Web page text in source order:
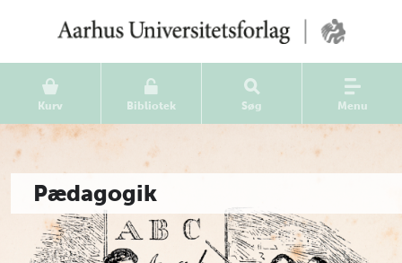
Kurv Bibliotek Søg Menu
Pædagogik